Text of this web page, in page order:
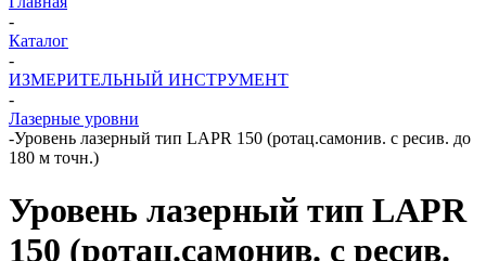
-
Каталог
-
ИЗМЕРИТЕЛЬНЫЙ ИНСТРУМЕНТ
-
Лазерные уровни
-Уровень лазерный тип LAPR 150 (ротац.самонив. с ресив. до
180 м точн.)
Уровень лазерный тип LAPR
150 (ротац.самонив. с ресив.